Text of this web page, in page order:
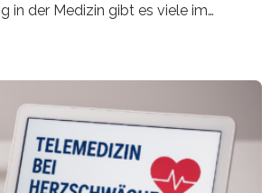
in der Medizin gibt es viele im
abgesicherten Inhalten?
Technischen Universität Dresden
das Portal sowohl an Patientinnen
ebenso an medizinisches
all diese Zielgruppen bietet sie